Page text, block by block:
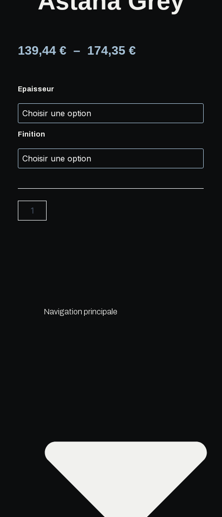
139,44€ – 174,35€Plage
prix :
Epaisseur
Finition
de
Céramique
Astana
Grey
Navigation principale